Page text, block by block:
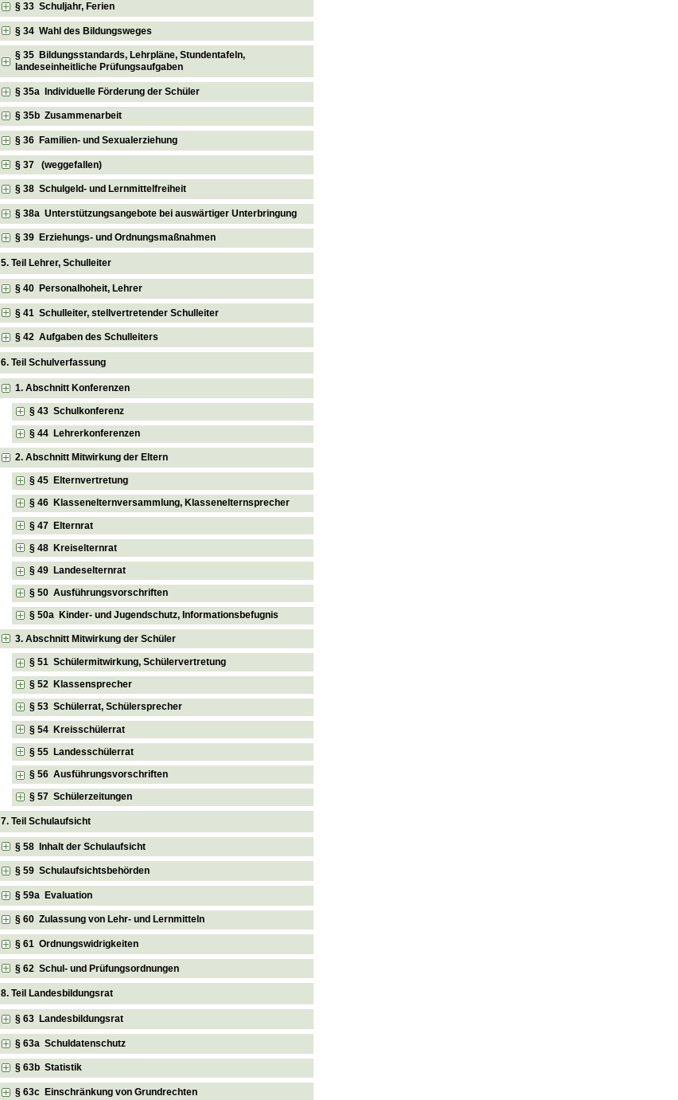
§ 33 Schuljahr, Ferien
§ 34 Wahl des Bildungsweges
§ 35 Bildungsstandards, Lehrpläne, Stundentafeln,
landeseinheitliche Prüfungsaufgaben
§ 35a Individuelle Förderung der Schüler
§ 35b Zusammenarbeit
§ 36 Familien- und Sexualerziehung
§ 37 (weggefallen)
§ 38 Schulgeld- und Lernmittelfreiheit
§ 38a Unterstützungsangebote bei auswärtiger Unterbringung
§ 39 Erziehungs- und Ordnungsmaßnahmen
5. Teil Lehrer, Schulleiter
§ 40 Personalhoheit, Lehrer
§ 41 Schulleiter, stellvertretender Schulleiter
§ 42 Aufgaben des Schulleiters
6. Teil Schulverfassung
1. Abschnitt Konferenzen
§ 43 Schulkonferenz
§ 44 Lehrerkonferenzen
2. Abschnitt Mitwirkung der Eltern
§ 45 Elternvertretung
§ 46 Klassenelternversammlung, Klassenelternsprecher
§ 47 Elternrat
§ 48 Kreiselternrat
§ 49 Landeselternrat
§ 50 Ausführungsvorschriften
§ 50a Kinder- und Jugendschutz, Informationsbefugnis
3. Abschnitt Mitwirkung der Schüler
§ 51 Schülermitwirkung, Schülervertretung
§ 52 Klassensprecher
§ 53 Schülerrat, Schülersprecher
§ 54 Kreisschülerrat
§ 55 Landesschülerrat
§ 56 Ausführungsvorschriften
§ 57 Schülerzeitungen
7. Teil Schulaufsicht
§ 58 Inhalt der Schulaufsicht
§ 59 Schulaufsichtsbehörden
§ 59a Evaluation
§ 60 Zulassung von Lehr- und Lernmitteln
§ 61 Ordnungswidrigkeiten
§ 62 Schul- und Prüfungsordnungen
8. Teil Landesbildungsrat
§ 63 Landesbildungsrat
§ 63a Schuldatenschutz
§ 63b Statistik
§ 63c Einschränkung von Grundrechten